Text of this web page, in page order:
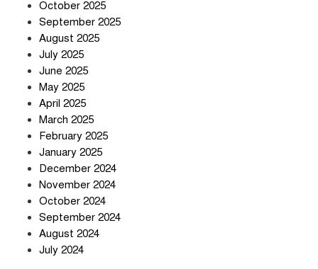
October 2025
September 2025
August 2025
July 2025
June 2025
May 2025
April 2025
March 2025
February 2025
January 2025
December 2024
November 2024
October 2024
September 2024
August 2024
July 2024